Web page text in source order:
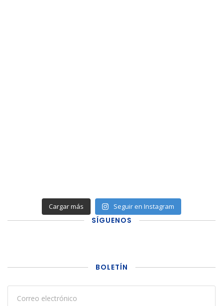
Cargar más Seguir en Instagram
SÍGUENOS
BOLETÍN